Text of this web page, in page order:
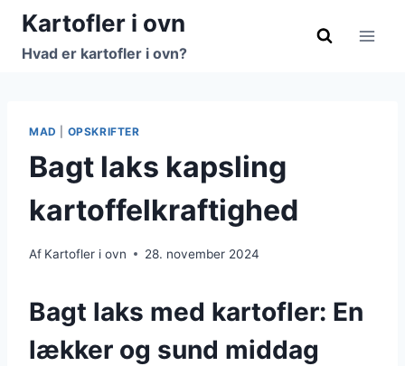
Fortsæt
indhold
Kartofler i ovn
Hvad er kartofler i ovn?
MAD OPSKRIFTER
Bagt laks kapsling
kartoffelkraftighed
Af Kartofler i ovn 28. november 2024
Bagt laks med kartofler: En
lækker og sund middag